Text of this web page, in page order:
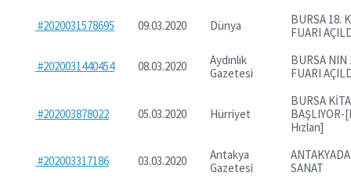
#2020031578695 09.03.2020 Dünya
BURSA 18.
FUARI
#2020031440454 08.03.2020
Aydınlık
Gazetesi
BURSA NIN
FUARI
#202003878022 05.03.2020 Hürriyet
BURSA
BAŞLIYOR-
Hızlan]
#202003317186 03.03.2020
Antakya
Gazetesi
SANAT